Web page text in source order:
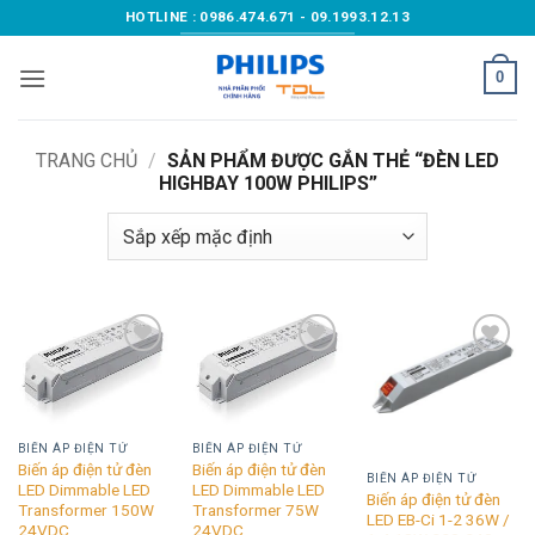
qua
nội
HOTLINE : 0986.474.671 - 09.1993.12.13
0
TRANG CHỦ / SẢN PHẨM ĐƯỢC GẮN THẺ “ĐÈN LED
HIGHBAY 100W PHILIPS”
Add to
BIẾN ÁP ĐIỆN TỬ
Biến áp điện tử đèn
LED Dimmable LED
Transformer 150W
24VDC
Add to
BIẾN ÁP ĐIỆN TỬ
Biến áp điện tử đèn
LED Dimmable LED
Transformer 75W
24VDC
Add to
wishlist
BIẾN ÁP ĐIỆN TỬ
Biến áp điện tử đèn
LED EB-Ci 1-2 36W /